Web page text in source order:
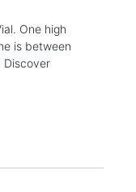
One high
is between
Discover